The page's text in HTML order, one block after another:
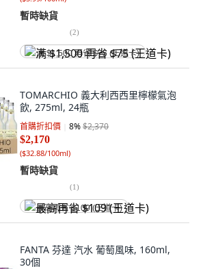
暫時缺貨
(2)
满 $1,500 再省 $75 (王道卡)
TOMARCHIO 義大利西西里檸檬氣泡
飲, 275ml, 24瓶
首購折扣價 8%$2,370
$2,170
($32.88/100ml)
暫時缺貨
(1)
最高再省 $109 (王道卡)
FANTA 芬達 汽水 葡萄風味, 160ml,
30個